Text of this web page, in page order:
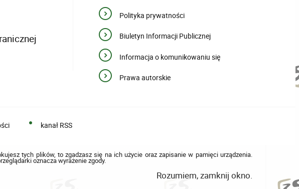
Polityka prywatności
Biuletyn Informacji Publicznej
Informacja o komunikowaniu się
Prawa autorskie
kanał RSS
tych plików, to zgadzasz się na ich użycie oraz zapisanie w pamięci urządzenia.
oznacza wyrażenie zgody.
Rozumiem, zamknij okno.